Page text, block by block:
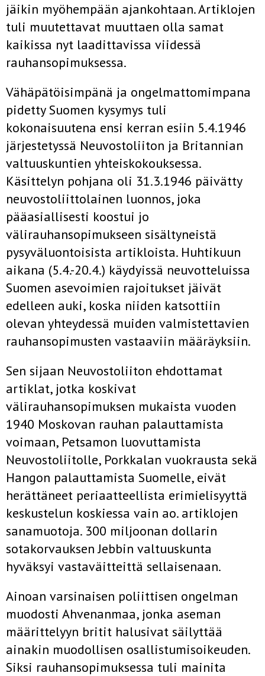
jäikin myöhempään ajankohtaan. Artiklojen
tuli muutettavat muuttaen olla samat
kaikissa nyt laadittavissa viidessä
rauhansopimuksessa.
Vähäpätöisimpänä ja ongelmattomimpana
pidetty Suomen kysymys tuli
kokonaisuutena ensi kerran esiin 5.4.1946
järjestetyssä Neuvostoliiton ja Britannian
valtuuskuntien yhteiskokouksessa.
Käsittelyn pohjana oli 31.3.1946 päivätty
neuvostoliittolainen luonnos, joka
pääasiallisesti koostui jo
välirauhansopimukseen sisältyneistä
pysyväluontoisista artikloista. Huhtikuun
aikana (5.4.-20.4.) käydyissä neuvotteluissa
Suomen asevoimien rajoitukset jäivät
edelleen auki, koska niiden katsottiin
olevan yhteydessä muiden valmistettavien
rauhansopimusten vastaaviin määräyksiin.
Sen sijaan Neuvostoliiton ehdottamat
artiklat, jotka koskivat
välirauhansopimuksen mukaista vuoden
1940 Moskovan rauhan palauttamista
voimaan, Petsamon luovuttamista
Neuvostoliitolle, Porkkalan vuokrausta sekä
Hangon palauttamista Suomelle, eivät
herättäneet periaatteellista erimielisyyttä
keskustelun koskiessa vain ao. artiklojen
sanamuotoja. 300 miljoonan dollarin
sotakorvauksen Jebbin valtuuskunta
hyväksyi vastaväitteittä sellaisenaan.
Ainoan varsinaisen poliittisen ongelman
muodosti Ahvenanmaa, jonka aseman
määrittelyyn britit halusivat säilyttää
ainakin muodollisen osallistumisoikeuden.
Siksi rauhansopimuksessa tuli mainita